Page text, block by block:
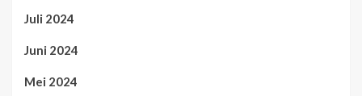
Juli 2024
Juni 2024
Mei 2024